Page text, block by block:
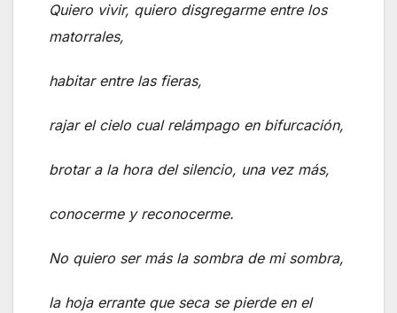
Quiero vivir, quiero disgregarme entre los
matorrales,
habitar entre las fieras,
rajar el cielo cual relámpago en bifurcación,
brotar a la hora del silencio, una vez más,
conocerme y reconocerme.
No quiero ser más la sombra de mi sombra,
la hoja errante que seca se pierde en el